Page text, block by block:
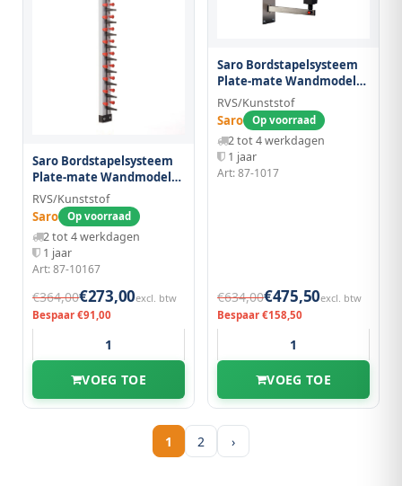
Saro Bordstapelsysteem
Plate-mate Wandmodel
Wm-21
RVS/Kunststof
Saro Op voorraad
2 tot 4 werkdagen
1 jaar
Art: 87-10167
€364,00€273,00excl. btw
Bespaar €91,00
VOEG TOE
Saro Bordstapelsysteem
Plate-mate Wandmodel
Wm-48
RVS/Kunststof
Saro Op voorraad
2 tot 4 werkdagen
1 jaar
Art: 87-1017
€634,00€475,50excl. btw
Bespaar €158,50
VOEG TOE
1 2 ›